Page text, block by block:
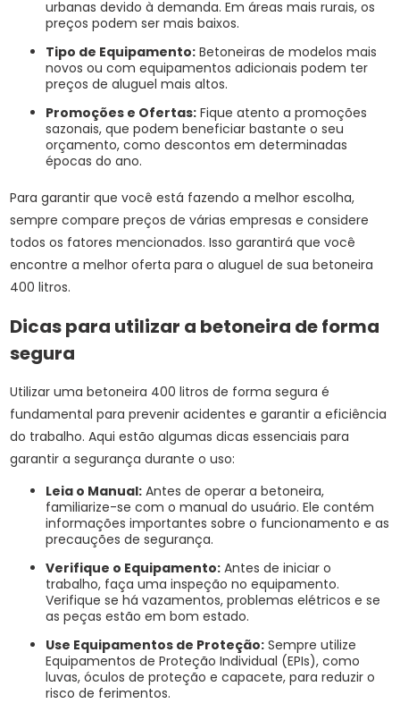
urbanas devido à demanda. Em áreas mais rurais, os
preços podem ser mais baixos.
Tipo de Equipamento: Betoneiras de modelos mais
novos ou com equipamentos adicionais podem ter
preços de aluguel mais altos.
Promoções e Ofertas: Fique atento a promoções
sazonais, que podem beneficiar bastante o seu
orçamento, como descontos em determinadas
épocas do ano.
Para garantir que você está fazendo a melhor escolha,
sempre compare preços de várias empresas e considere
todos os fatores mencionados. Isso garantirá que você
encontre a melhor oferta para o aluguel de sua betoneira
400 litros.
Dicas para utilizar a betoneira de forma
segura
Utilizar uma betoneira 400 litros de forma segura é
fundamental para prevenir acidentes e garantir a eficiência
do trabalho. Aqui estão algumas dicas essenciais para
garantir a segurança durante o uso:
Leia o Manual: Antes de operar a betoneira,
familiarize-se com o manual do usuário. Ele contém
informações importantes sobre o funcionamento e as
precauções de segurança.
Verifique o Equipamento: Antes de iniciar o
trabalho, faça uma inspeção no equipamento.
Verifique se há vazamentos, problemas elétricos e se
as peças estão em bom estado.
Use Equipamentos de Proteção: Sempre utilize
Equipamentos de Proteção Individual (EPIs), como
luvas, óculos de proteção e capacete, para reduzir o
risco de ferimentos.